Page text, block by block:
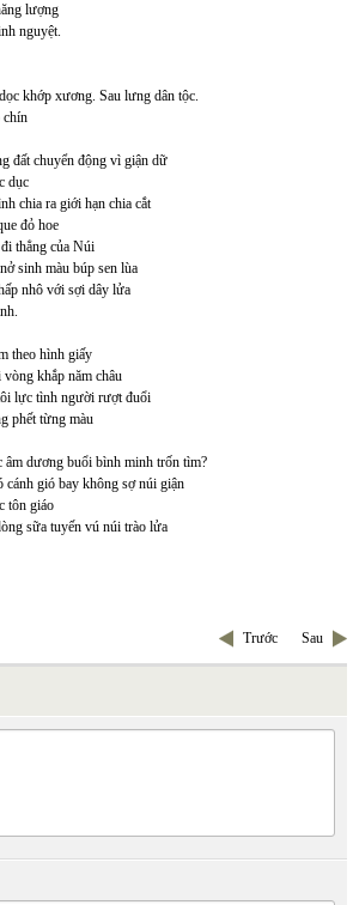
lượng
nguyệt.
khớp xương. Sau lưng dân tộc.
chín
đất chuyển động vì giận dữ
dục
chia ra giới hạn chia cắt
đỏ hoe
thẳng của Núi
sinh màu búp sen lùa
nhô với sợi dây lửa
theo hình giấy
khắp năm châu
lực tình người rượt đuổi
phết từng màu
âm dương buổi bình minh trốn tìm?
gió bay không sợ núi giận
tôn giáo
sữa tuyến vú núi trào lửa
Trước Sau